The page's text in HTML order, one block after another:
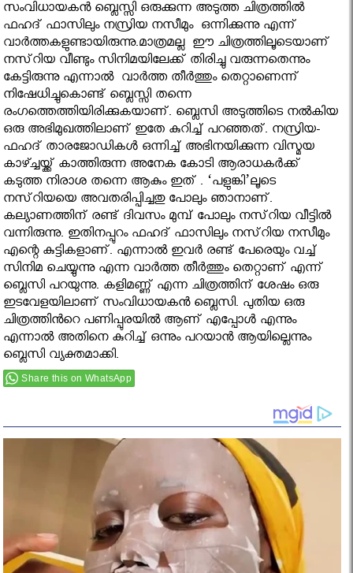
സംവിധായകൻ ബ്ലെസ്സി ഒരുക്കുന്ന അടുത്ത ചിത്രത്തില്‍
ഫഹദ് ഫാസിലും നസ്രിയ നസീമും ഒന്നിക്കുന്നു എന്ന്
വാര്‍ത്തകളുണ്ടായിരുന്നു.മാത്രമല്ല ഈ ചിത്രത്തിലൂടെയാണ്
നസ്‌റിയ വീണ്ടും സിനിമയിലേക്ക് തിരിച്ചു വരുന്നതെന്നും
കേട്ടിരുന്നു എന്നാൽ വാര്‍ത്ത തീര്‍ത്തും തെറ്റാണെന്ന്
നിഷേധിച്ചുകൊണ്ട് ബ്ലെസ്സി തന്നെ
രംഗത്തെത്തിയിരിക്കുകയാണ്. ബ്ലെസി അടുത്തിടെ നൽകിയ
ഒരു അഭിമുഖത്തിലാണ് ഇതേ കുറിച്ച് പറഞ്ഞത്. നസ്രിയ-
ഫഹദ് താരജോഡികൾ ഒന്നിച്ച് അഭിനയിക്കുന്ന വിസ്മയ
കാഴ്ച്ചയ്ക്ക് കാത്തിരുന്ന അനേക കോടി ആരാധകർക്ക്
കടുത്ത നിരാശ തന്നെ ആകും ഇത് . ‘പളുങ്കി’ലൂടെ
നസ്‌റിയയെ അവതരിപ്പിച്ചതു പോലും ഞാനാണ്.
കല്യാണത്തിന് രണ്ട് ദിവസം മുമ്പ് പോലും നസ്‌റിയ വീട്ടില്‍
വന്നിരുന്നു. ഇതിനപ്പുറം ഫഹദ് ഫാസിലും നസ്‌റിയ നസീമും
എന്റെ കുട്ടികളാണ്. എന്നാൽ ഇവര്‍ രണ്ട് പേരെയും വച്ച്
സിനിമ ചെയ്യുന്നു എന്ന വാര്‍ത്ത തീര്‍ത്തും തെറ്റാണ് എന്ന്
ബ്ലെസി പറയുന്നു. കളിമണ്ണ്‍ എന്ന ചിത്രത്തിന് ശേഷം ഒരു
ഇടവേളയിലാണ് സംവിധായകൻ ബ്ലെസി. പുതിയ ഒരു
ചിത്രത്തിൻറെ പണിപ്പുരയിൽ ആണ് എപ്പോൾ എന്നും
എന്നാൽ അതിനെ കുറിച്ച് ഒന്നും പറയാൻ ആയില്ലെന്നും
ബ്ലെസി വ്യക്തമാക്കി.
Share this on WhatsApp